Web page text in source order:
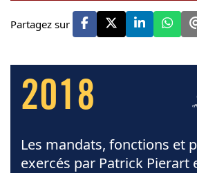
Partagez sur
2018
Les mandats, fonctions et
exercés par Patrick Pierart